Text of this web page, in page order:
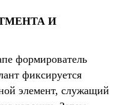
И
формирователь
фиксируется
элемент, служащий